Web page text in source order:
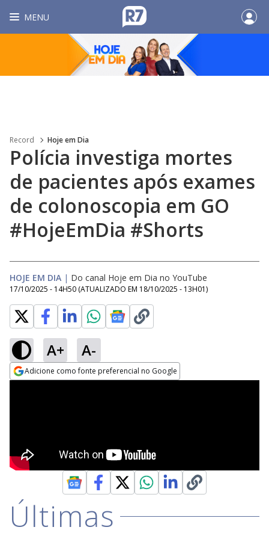
MENU
Record Hoje em Dia
Polícia investiga mortes
de pacientes após exames
de colonoscopia em GO
#HojeEmDia #Shorts
HOJE EM DIA | Do canal Hoje em Dia no YouTube
17/10/2025 - 14H50 (ATUALIZADO EM 18/10/2025 - 13H01)
A+ A-
Adicione como fonte preferencial no Google
Últimas